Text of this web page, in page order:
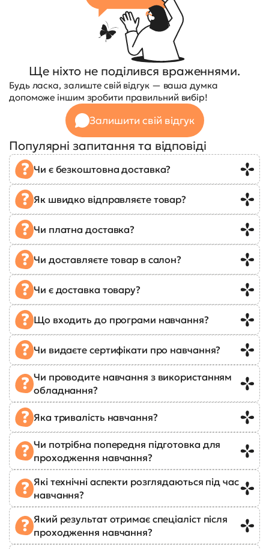
Ще ніхто не поділився враженнями.
Будь ласка, залиште свій відгук — ваша думка
допоможе іншим зробити правильний вибір!
Залишити свій відгук
Популярні запитання та відповіді
Чи є безкоштовна доставка?
Як швидко відправляєте товар?
Чи платна доставка?
Чи доставляєте товар в салон?
Чи є доставка товару?
Що входить до програми навчання?
Чи видаєте сертифікати про навчання?
Чи проводите навчання з використанням
обладнання?
Яка тривалість навчання?
Чи потрібна попередня підготовка для
проходження навчання?
Які технічні аспекти розглядаються під час
навчання?
Який результат отримає спеціаліст після
проходження навчання?